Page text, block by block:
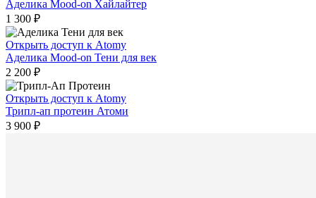
Аделика Mood-on Хайлайтер
1 300 ₽
Открыть доступ к Atomy
Аделика Mood-on Тени для век
2 200 ₽
Открыть доступ к Atomy
Трипл-ап протеин Атоми
3 900 ₽